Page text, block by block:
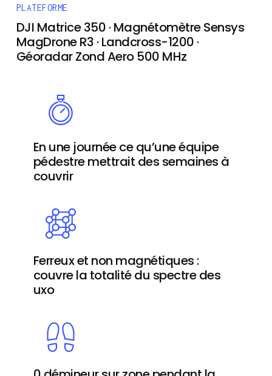
PLATEFORME
DJI Matrice 350 · Magnétomètre Sensys
MagDrone R3 · Landcross-1200 ·
Géoradar Zond Aero 500 MHz
En une journée ce qu’une équipe
pédestre mettrait des semaines à
couvrir
Ferreux et non magnétiques :
couvre la totalité du spectre des
uxo